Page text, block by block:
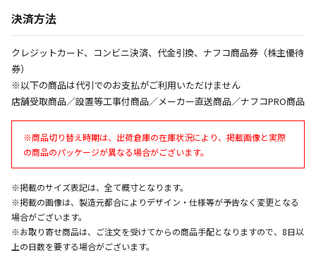
お見積商品です。金額・施工日はお打ち合わせの上、
決定となります。
決定となります。
エアコンの取付工事が必要な商品です。別途費用が発
決済方法
クレジットカード、コンビニ決済、代金引換、ナフコ商品券（株主優待
券）
※以下の商品は代引でのお支払がご利用いただけません
店舗受取商品／設置等工事付商品／メーカー直送商品／ナフコPRO商品
※商品切り替え時期は、出荷倉庫の在庫状況により、掲載画像と実際
の商品のパッケージが異なる場合がございます。
※掲載のサイズ表記は、全て概寸となります。
※掲載の画像は、製造元都合によりデザイン・仕様等が予告なく変更となる
場合がございます。
※お取り寄せ商品は、ご注文を受けてからの商品手配となりますので、8日以
上の日数を要する場合がございます。